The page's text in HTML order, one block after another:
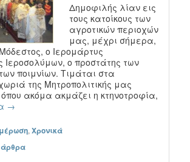
Δημοφιλής λίαν εις
τους κατοίκους των
αγροτικών περιοχών
μας, μέχρι σήμερα,
ο Ιερομάρτυς
Ιεροσολύμων, ο προστάτης των
ποιμνίων. Τιμάται στα
της Μητροπολιτικής μας
ακόμα ακμάζει η κτηνοτροφία,
→
,Χρονικά